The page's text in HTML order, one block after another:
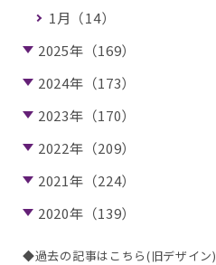
1月（14）
2025年（169）
2024年（173）
2023年（170）
2022年（209）
2021年（224）
2020年（139）
◆過去の記事はこちら(旧デザイン)